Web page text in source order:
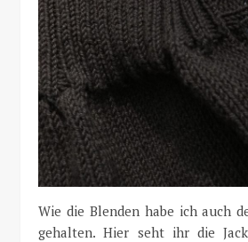
Wie die Blenden habe ich auch
gehalten. Hier seht ihr die